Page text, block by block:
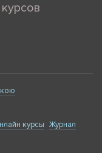
курсы Журнал